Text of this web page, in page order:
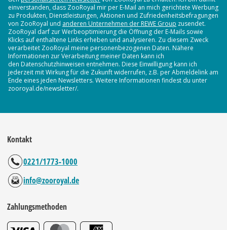
einverstanden, dass ZooRoyal mir per E-Mail an mich gerichtete Werbung
zu Produkten, Dienstleistungen, Aktionen und Zufriedenheitsbefragungen
von ZooRoyal und anderen Unternehmen der REWE Group zusendet.
ZooRoyal darf zur Werbeoptimierung die Öffnung der E-Mails sowie
Klicks auf enthaltene Links erheben und analysieren. Zu diesem Zweck
verarbeitet ZooRoyal meine personenbezogenen Daten. Nähere
Informationen zur Verarbeitung meiner Daten kann ich
den Datenschutzhinweisen entnehmen. Diese Einwilligung kann ich
jederzeit mit Wirkung für die Zukunft widerrufen, z.B. per Abmeldelink am
Ende eines jeden Newsletters. Weitere Informationen findest du unter
zooroyal.de/newsletter/.
Kontakt
0221/1773-1000
info@zooroyal.de
Zahlungsmethoden